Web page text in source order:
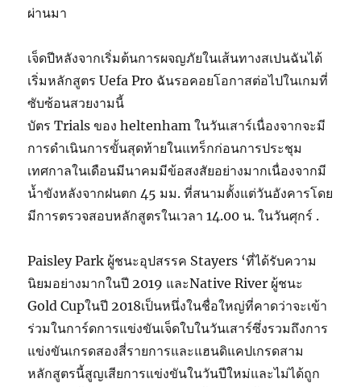
ผ่านมา
เจ็ดปีหลังจากเริ่มต้นการผจญภัยในเส้นทางสเปนฉันได้
เริ่มหลักสูตร Uefa Pro ฉันรอคอยโอกาสต่อไปในเกมที่
ซับซ้อนสวยงามนี้
บัตร Trials ของ heltenham ในวันเสาร์เนื่องจากจะมี
การดำเนินการขั้นสุดท้ายในแทร็กก่อนการประชุม
เทศกาลในเดือนมีนาคมมีข้อสงสัยอย่างมากเนื่องจากมี
น้ำขังหลังจากฝนตก 45 มม. ที่สนามตั้งแต่วันอังคารโดย
มีการตรวจสอบหลักสูตรในเวลา 14.00 น. ในวันศุกร์ .
Paisley Park ผู้ชนะอุปสรรค Stayers ‘ที่ได้รับความ
นิยมอย่างมากในปี 2019 และNative River ผู้ชนะ
Gold Cupในปี 2018เป็นหนึ่งในชื่อใหญ่ที่คาดว่าจะเข้า
ร่วมในการ์ดการแข่งขันเจ็ดใบในวันเสาร์ซึ่งรวมถึงการ
แข่งขันเกรดสองสี่รายการและแฮนดิแคปเกรดสาม
หลักสูตรนี้สูญเสียการแข่งขันในวันปีใหม่และไม่ได้ถูก